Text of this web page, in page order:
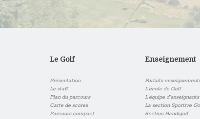
Le Golf
Présentation
Le staff
Plan du parcours
Carte de scores
Parcours compact
Enseignement
Forfaits
L’école de Golf
L’équipe d’enseignants
La section Sportive
Section Handigolf